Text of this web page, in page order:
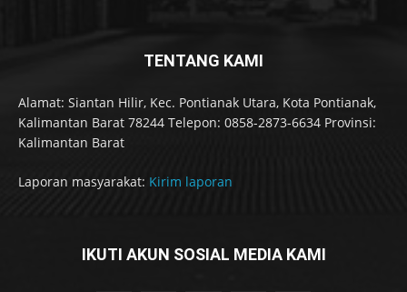
TENTANG KAMI
Alamat: Siantan Hilir, Kec. Pontianak Utara, Kota Pontianak,
Kalimantan Barat 78244 Telepon: 0858-2873-6634 Provinsi:
Kalimantan Barat
Laporan masyarakat: Kirim laporan
IKUTI AKUN SOSIAL MEDIA KAMI